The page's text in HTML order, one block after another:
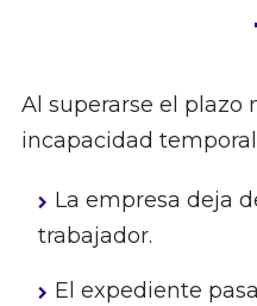
Al superarse el plazo
incapacidad
La empresa deja
trabajador.
El expediente